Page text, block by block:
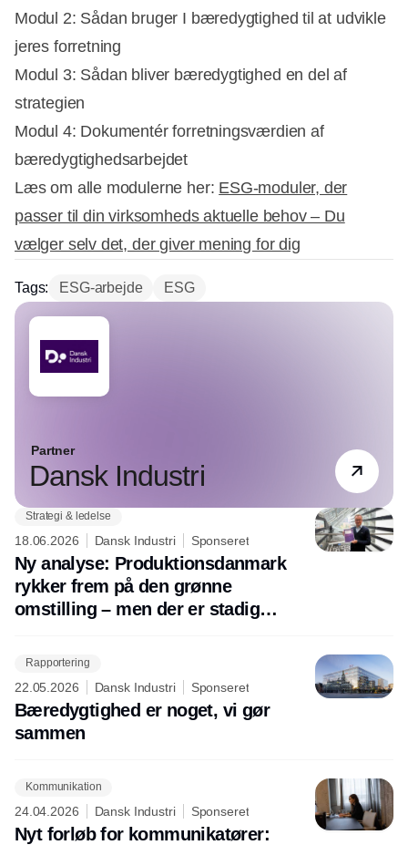
Modul 2: Sådan bruger I bæredygtighed til at udvikle
jeres forretning
Modul 3: Sådan bliver bæredygtighed en del af
strategien
Modul 4: Dokumentér forretningsværdien af
bæredygtighedsarbejdet
Læs om alle modulerne her: ESG-moduler, der
passer til din virksomheds aktuelle behov – Du
vælger selv det, der giver mening for dig
Tags: ESG-arbejde ESG
Partner
Dansk Industri
Strategi & ledelse
18.06.2026 Dansk Industri Sponseret
Ny analyse: Produktionsdanmark
rykker frem på den grønne
omstilling – men der er stadig
Rapportering
22.05.2026 Dansk Industri Sponseret
Bæredygtighed er noget, vi gør
sammen
Kommunikation
24.04.2026 Dansk Industri Sponseret
Nyt forløb for kommunikatører: